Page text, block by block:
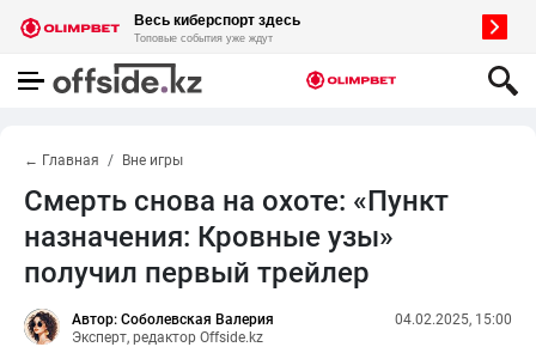
← Главная Вне игры
Смерть снова на охоте: «Пункт
назначения: Кровные узы»
получил первый трейлер
Автор: Соболевская Валерия
Эксперт, редактор Offside.kz
04.02.2025, 15:00